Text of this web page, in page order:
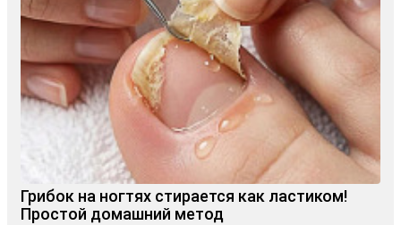
Грибок на ногтях стирается как ластиком!
Простой домашний метод